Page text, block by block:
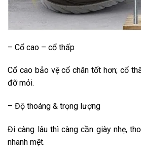
– Cổ cao – cổ thấp
Cổ cao bảo vệ cổ chân tốt hơn; cổ
đỡ mỏi.
– Độ thoáng & trọng lượng
Đi càng lâu thì càng cần giày nhẹ,
nhanh mệt.